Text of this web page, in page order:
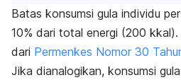
Batas konsumsi gula individu
10% dari total energi (200
dari Permenkes Nomor 30
Jika dianalogikan, konsumsi